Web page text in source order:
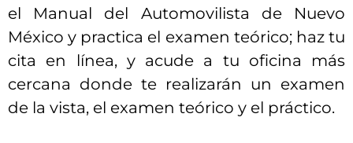
el Manual del Automovilista de Nuevo
México y practica el examen teórico; haz tu
cita en línea, y acude a tu oficina más
cercana donde te realizarán un examen
de la vista, el examen teórico y el práctico.